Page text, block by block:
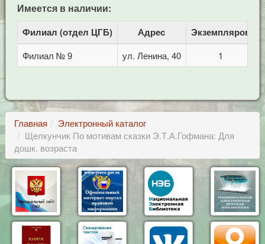
Имеется в наличии:
Филиал (отдел ЦГБ) Адрес Экземпляров
Филиал № 9 ул. Ленина, 40 1
Главная
Электронный каталог
Щелкунчик По мотивам сказки Э.Т.А.Гофмана: Для
дошк. возраста